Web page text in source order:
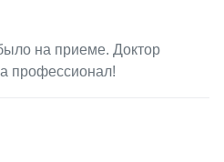
на приеме. Доктор
профессионал!